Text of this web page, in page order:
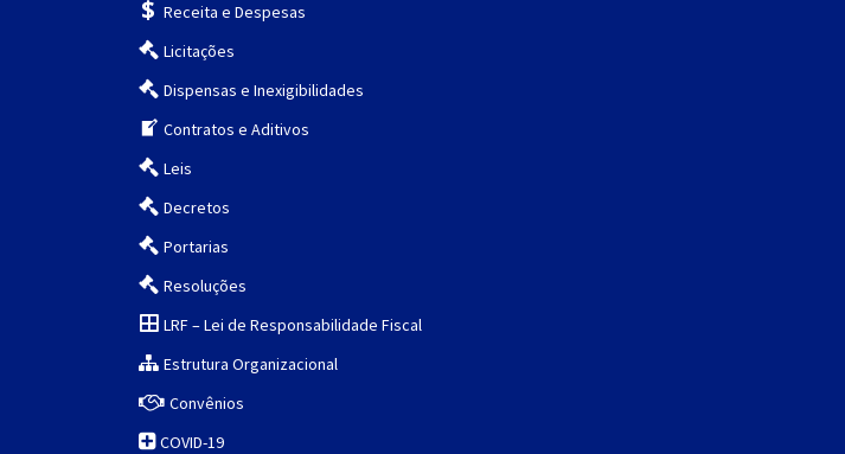
Receita e Despesas
Licitações
Dispensas e Inexigibilidades
Contratos e Aditivos
Leis
Decretos
Portarias
Resoluções
LRF – Lei de Responsabilidade Fiscal
Estrutura Organizacional
Convênios
COVID-19